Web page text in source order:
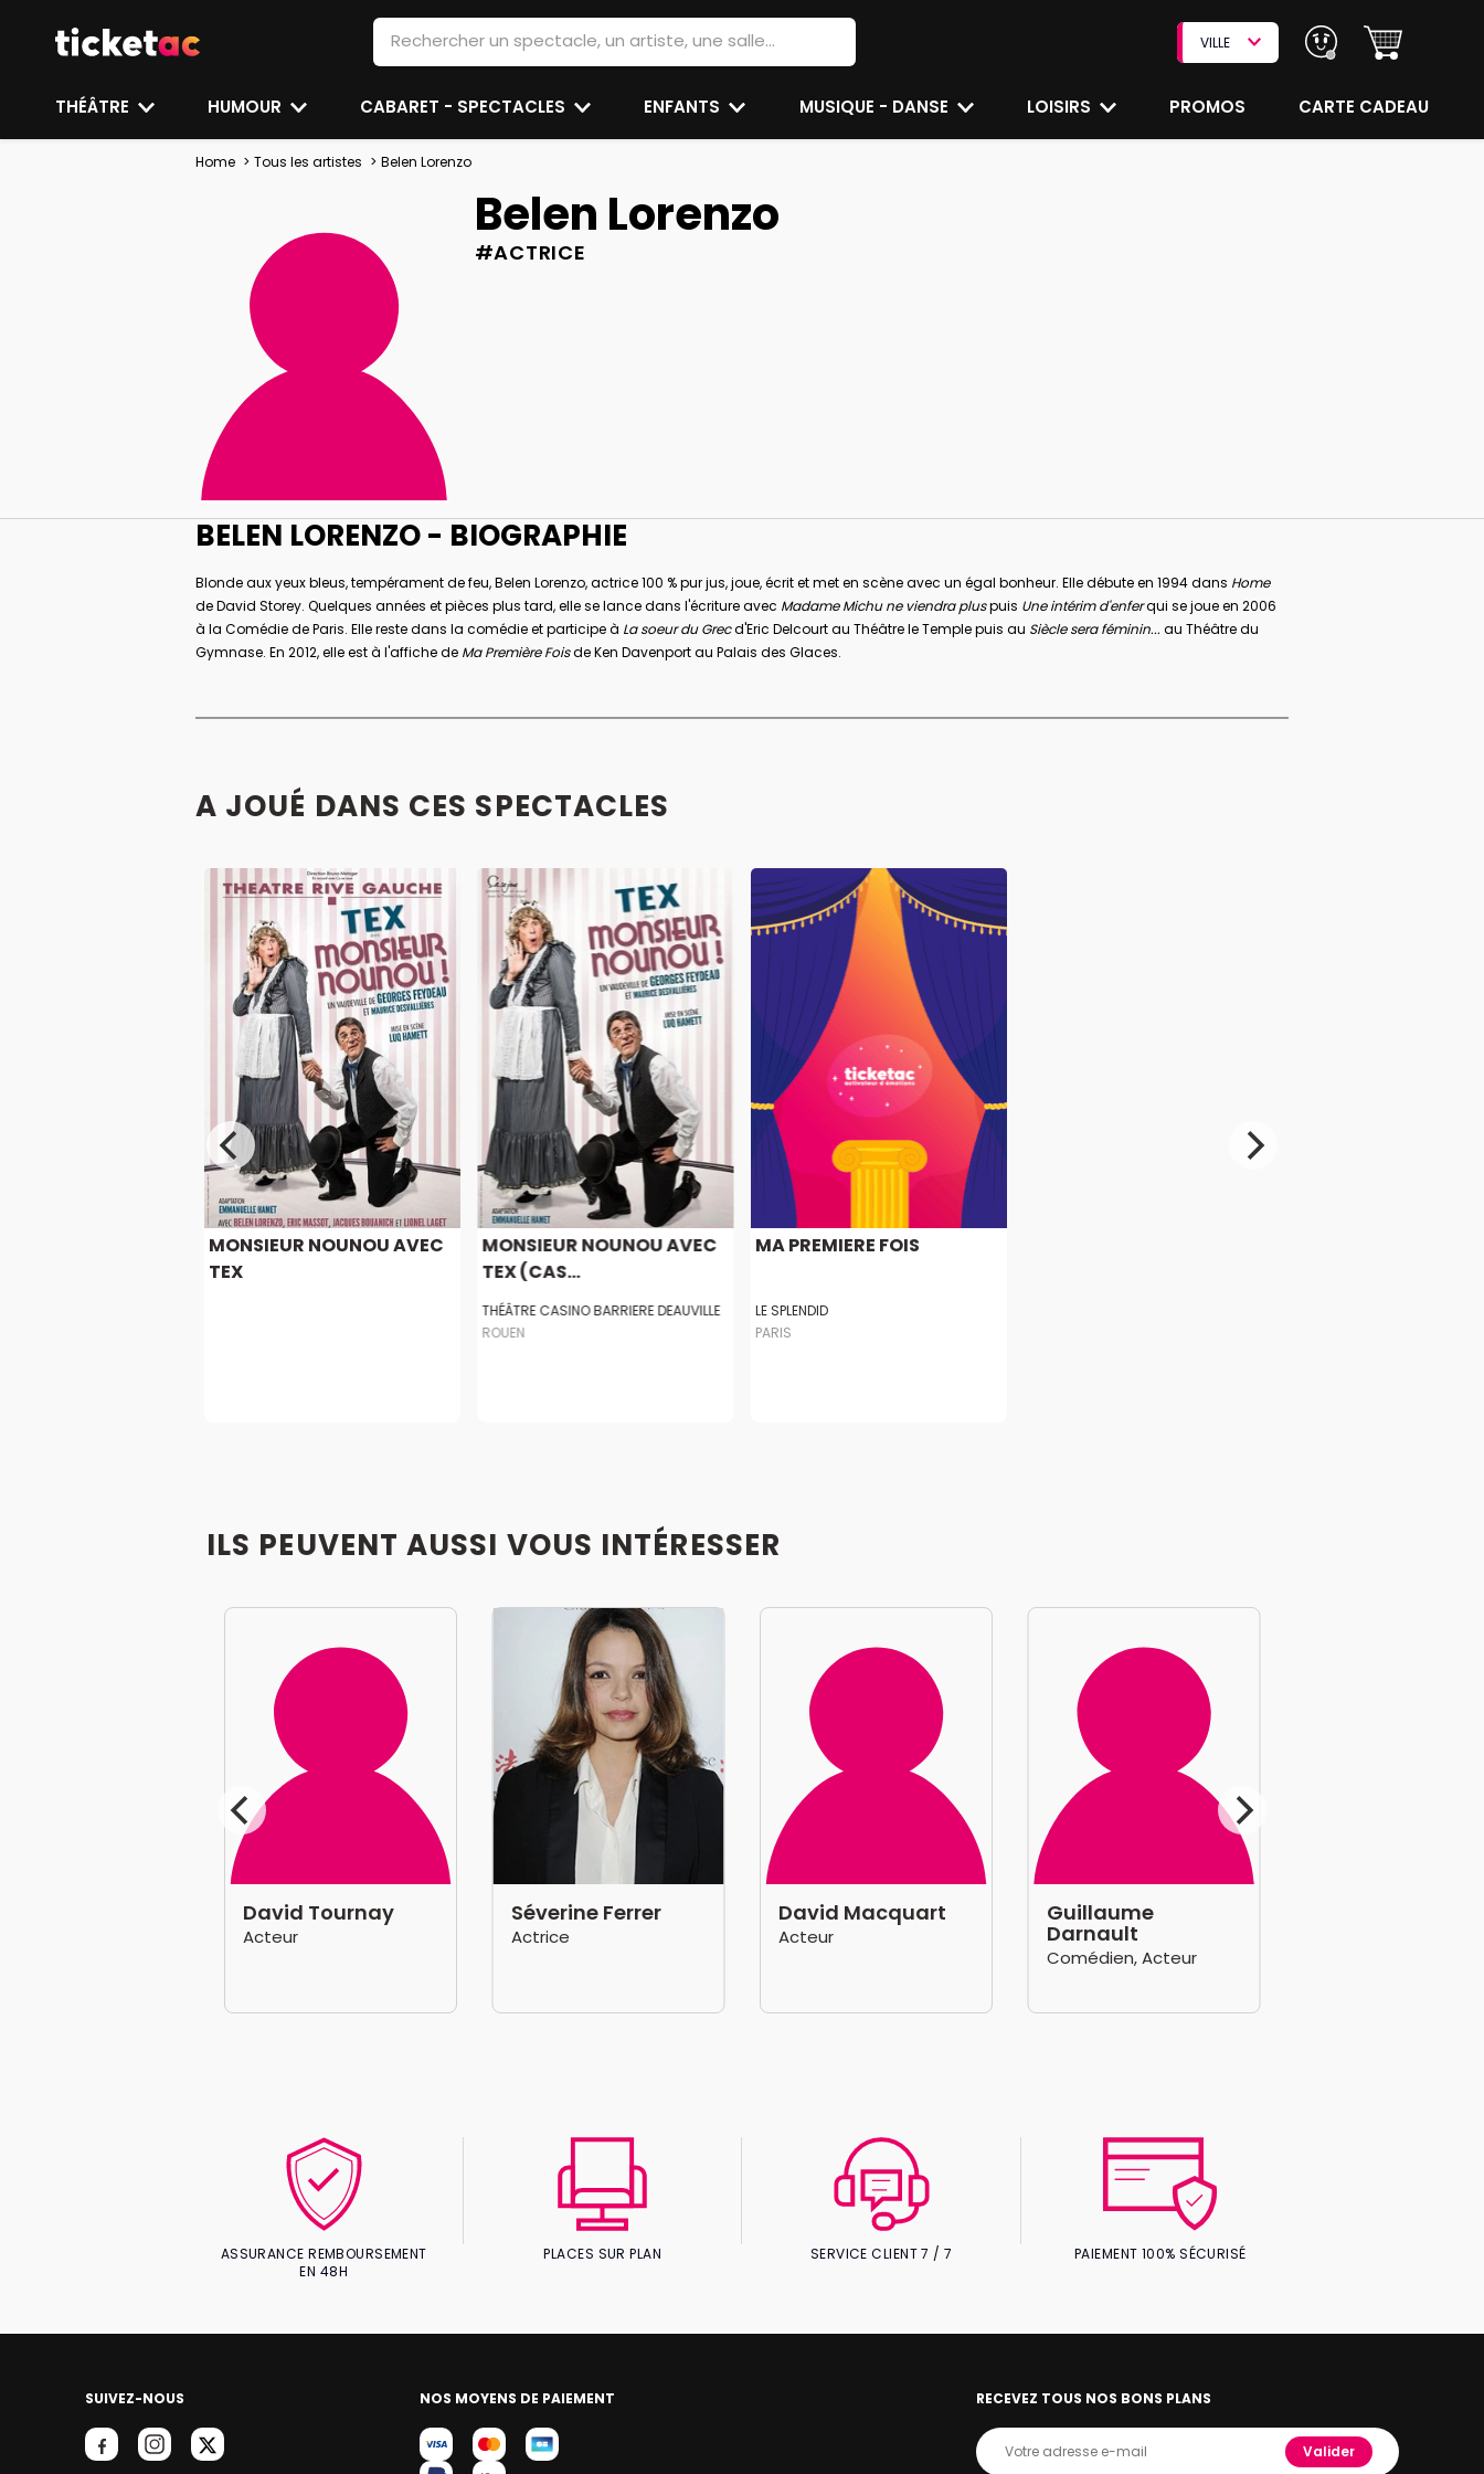
VILLE
THÉÂTRE HUMOUR CABARET - SPECTACLES ENFANTS MUSIQUE - DANSE LOISIRS PROMOS CARTE CADEAU
Home Tous les artistes Belen Lorenzo
Belen Lorenzo
#ACTRICE
BELEN LORENZO - BIOGRAPHIE
Blonde aux yeux bleus, tempérament de feu, Belen Lorenzo, actrice 100 % pur jus, joue, écrit et met en scène avec un égal bonheur. Elle débute en 1994 dans Home
de David Storey. Quelques années et pièces plus tard, elle se lance dans l'écriture avec Madame Michu ne viendra pluspuis Une intérim d'enferqui se joue en 2006
à la Comédie de Paris. Elle reste dans la comédie et participe à La soeur du Grecd'Eric Delcourt au Théâtre le Temple puis au Siècle sera féminin... au Théâtre du
Gymnase. En 2012, elle est à l'affiche de Ma Première Foisde Ken Davenport au Palais des Glaces.
A JOUÉ DANS CES SPECTACLES
MONSIEUR NOUNOU AVEC
TEX
MONSIEUR NOUNOU AVEC
TEX (CAS...
THÉÂTRE CASINO BARRIERE DEAUVILLE
ROUEN
MA PREMIERE FOIS
LE SPLENDID
PARIS
ILS PEUVENT AUSSI VOUS INTÉRESSER
David Tournay
Acteur
Séverine Ferrer
Actrice
David Macquart
Acteur
Guillaume
Darnault
Comédien, Acteur
ASSURANCE REMBOURSEMENT
EN 48H
PLACES SUR PLAN SERVICE CLIENT 7 / 7 PAIEMENT 100% SÉCURISÉ
SUIVEZ-NOUS NOS MOYENS DE PAIEMENT RECEVEZ TOUS NOS BONS PLANS
Valider